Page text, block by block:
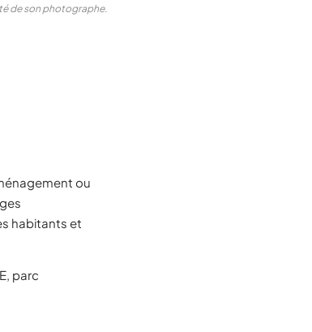
de son photographe.
ou
habitants et
parc